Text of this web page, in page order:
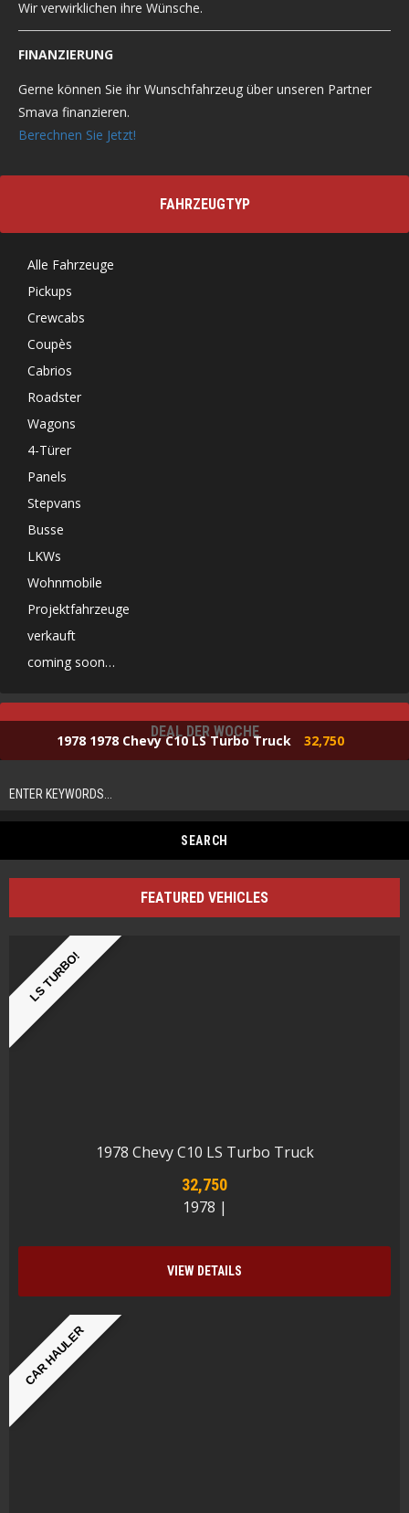
Wir verwirklichen ihre Wünsche.
FINANZIERUNG
Gerne können Sie ihr Wunschfahrzeug über unseren Partner
Smava finanzieren.
Berechnen Sie Jetzt!
FAHRZEUGTYP
Alle Fahrzeuge
Pickups
Crewcabs
Coupès
Cabrios
Roadster
Wagons
4-Türer
Panels
Stepvans
Busse
LKWs
Wohnmobile
Projektfahrzeuge
verkauft
coming soon…
DEAL DER WOCHE
1978 1978 Chevy C10 LS Turbo Truck 32,750
FEATURED VEHICLES
LS TURBO!
1978 Chevy C10 LS Turbo Truck
32,750
1978 |
VIEW DETAILS
CAR HAULER